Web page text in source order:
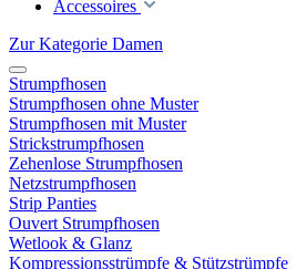
Accessoires
Zur Kategorie Damen
Strumpfhosen
Strumpfhosen ohne Muster
Strumpfhosen mit Muster
Strickstrumpfhosen
Zehenlose Strumpfhosen
Netzstrumpfhosen
Strip Panties
Ouvert Strumpfhosen
Wetlook & Glanz
Kompressionsstrümpfe & Stützstrümpfe